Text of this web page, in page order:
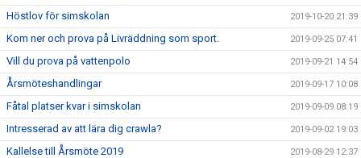
Höstlov för simskolan 2019-10-20 21:39
Kom ner och prova på Livräddning som sport. 2019-09-25 07:41
Vill du prova på vattenpolo 2019-09-21 14:54
Årsmöteshandlingar 2019-09-17 10:08
Fåtal platser kvar i simskolan 2019-09-09 08:19
Intresserad av att lära dig crawla? 2019-09-02 19:03
Kallelse till Årsmöte 2019 2019-08-29 12:37